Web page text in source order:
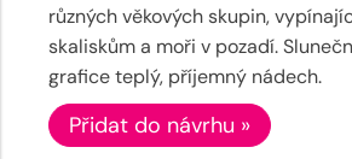
různých věkových skupin,
skaliskům a moři v pozadí.
grafice teplý, příjemný nádech.
Přidat do návrhu »